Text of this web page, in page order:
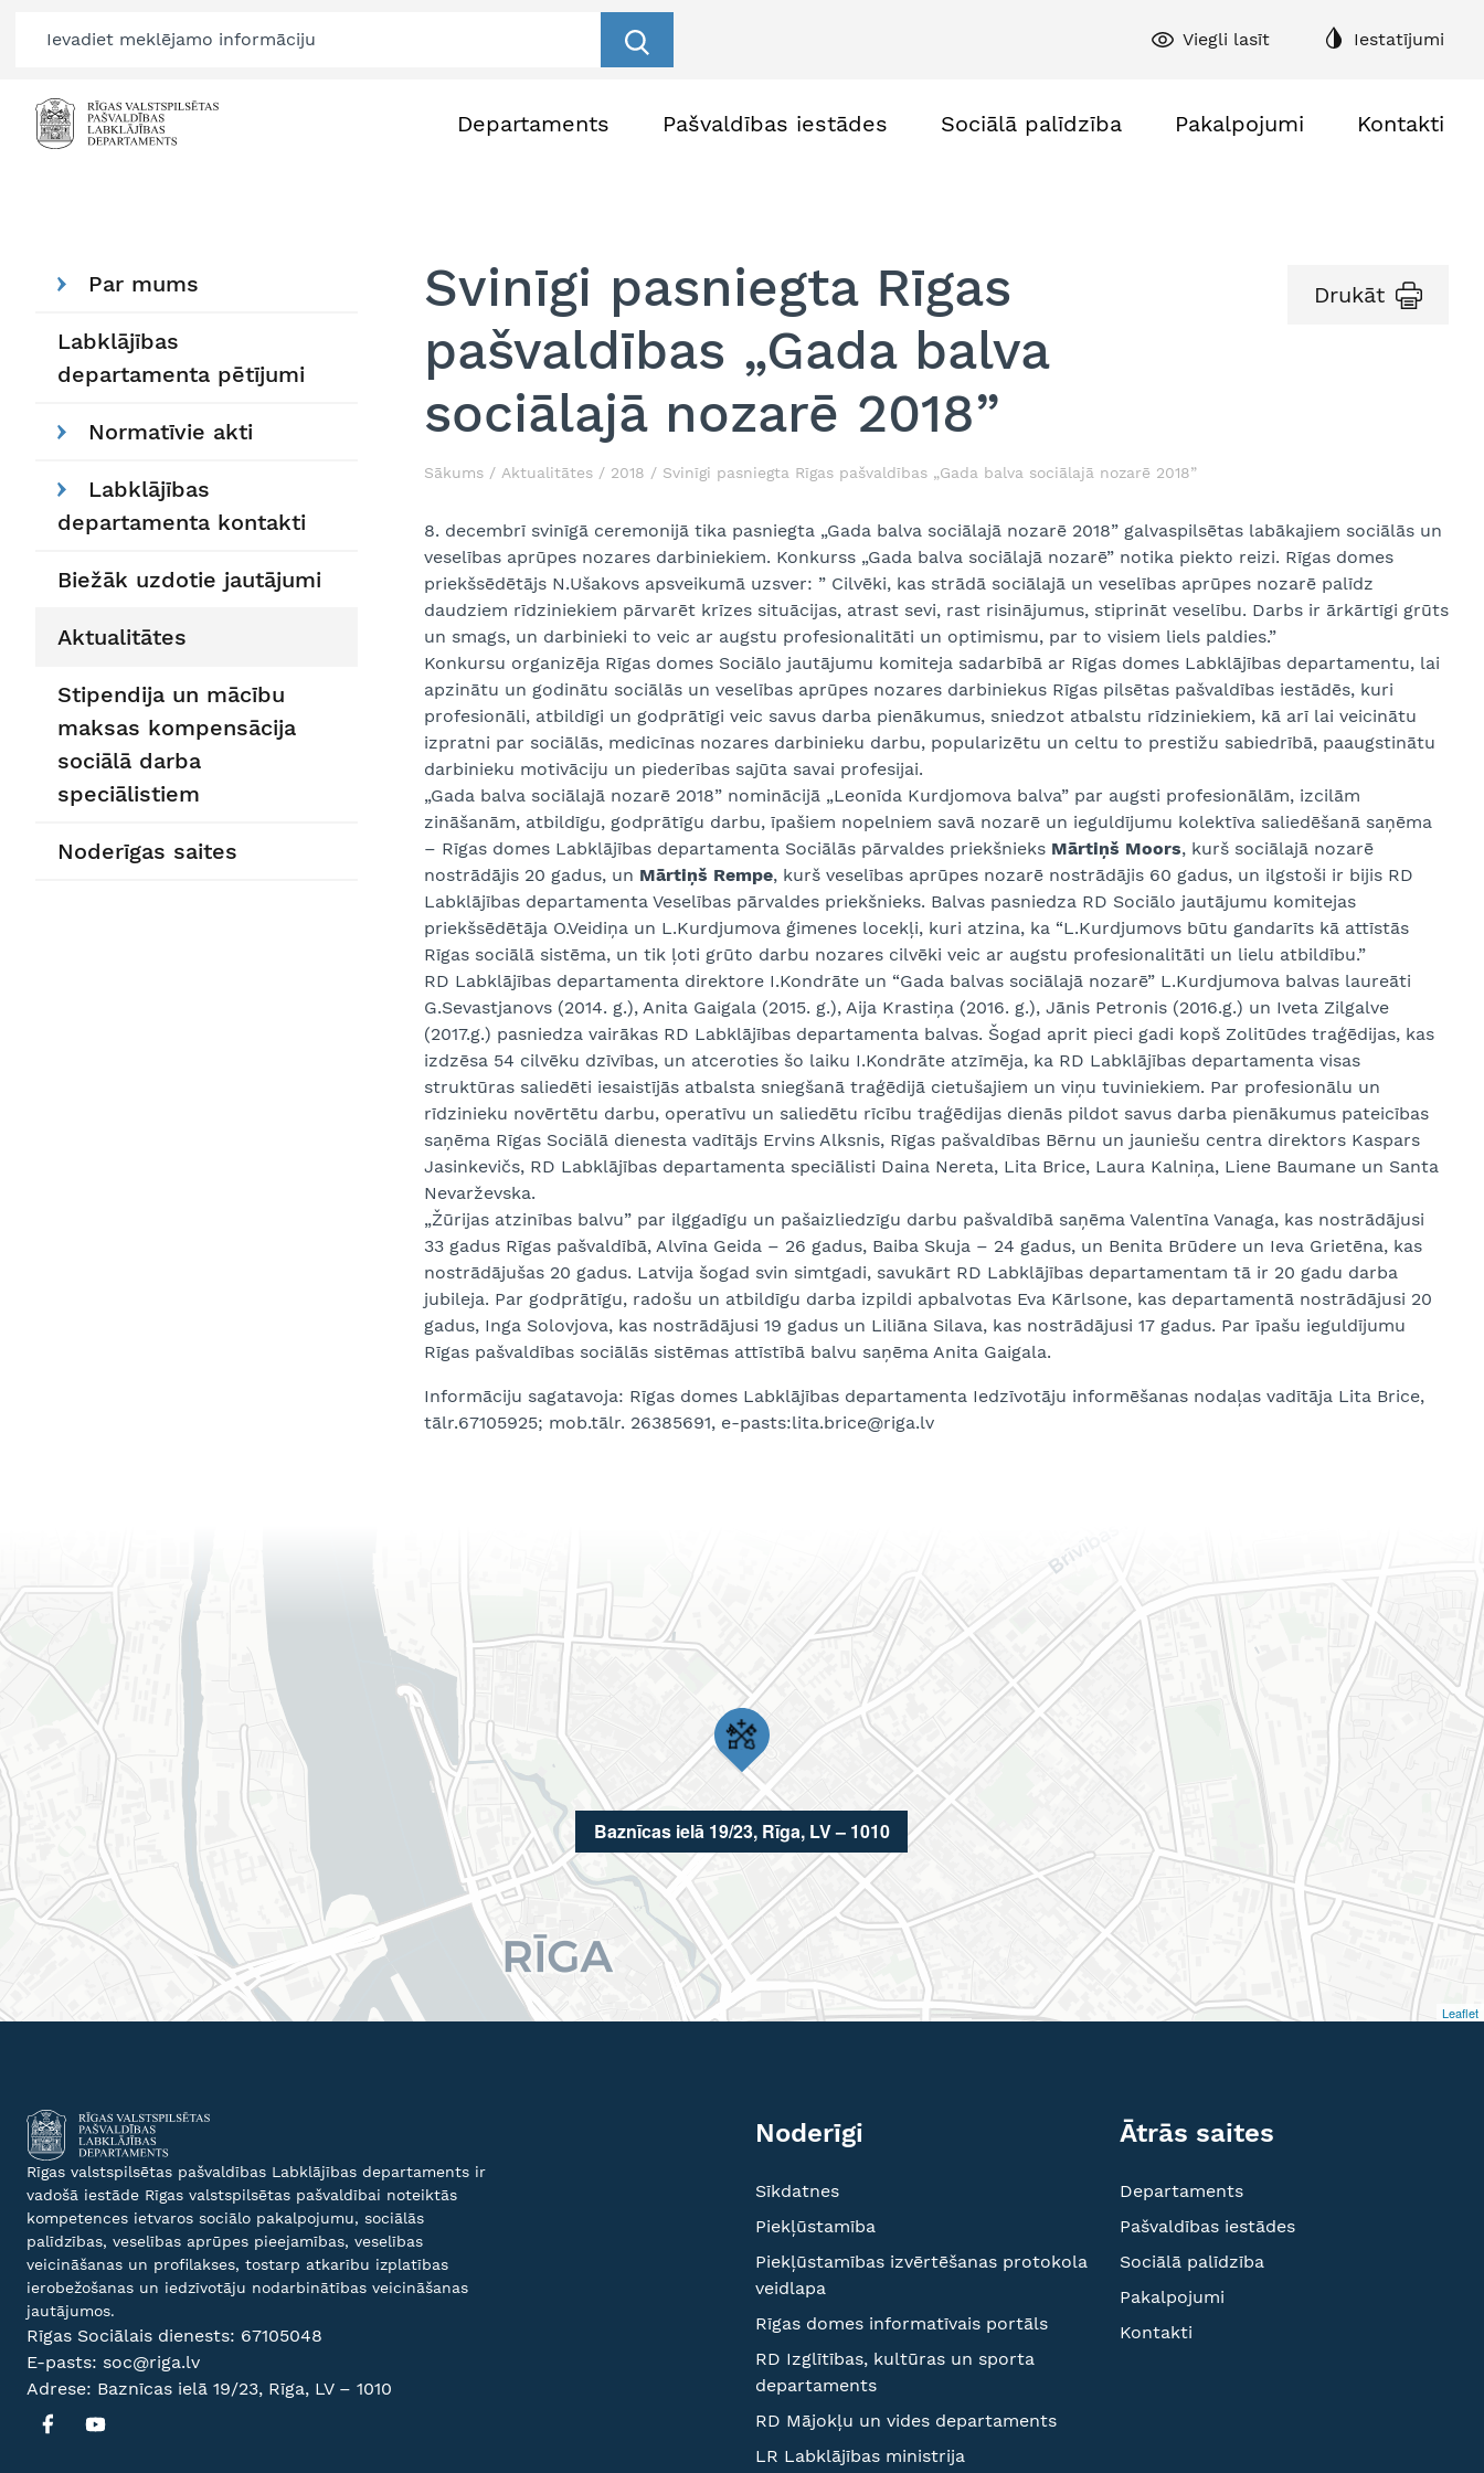
Viegli lasīt Iestatījumi
Departaments Pašvaldības iestādes Sociālā palīdzība Pakalpojumi Kontakti
Par mums
Labklājības
departamenta pētījumi
Normatīvie akti
Labklājības
departamenta kontakti
Biežāk uzdotie jautājumi
Aktualitātes
Stipendija un mācību
maksas kompensācija
sociālā darba
speciālistiem
Noderīgas saites
Svinīgi pasniegta Rīgas
pašvaldības „Gada balva
sociālajā nozarē 2018”
Drukāt
Sākums Aktualitātes 2018 Svinīgi pasniegta Rīgas pašvaldības „Gada balva sociālajā nozarē 2018”
8. decembrī svinīgā ceremonijā tika pasniegta „Gada balva sociālajā nozarē 2018” galvaspilsētas labākajiem sociālās un
veselības aprūpes nozares darbiniekiem. Konkurss „Gada balva sociālajā nozarē” notika piekto reizi. Rīgas domes
priekšsēdētājs N.Ušakovs apsveikumā uzsver: ” Cilvēki, kas strādā sociālajā un veselības aprūpes nozarē palīdz
daudziem rīdziniekiem pārvarēt krīzes situācijas, atrast sevi, rast risinājumus, stiprināt veselību. Darbs ir ārkārtīgi grūts
un smags, un darbinieki to veic ar augstu profesionalitāti un optimismu, par to visiem liels paldies.”
Konkursu organizēja Rīgas domes Sociālo jautājumu komiteja sadarbībā ar Rīgas domes Labklājības departamentu, lai
apzinātu un godinātu sociālās un veselības aprūpes nozares darbiniekus Rīgas pilsētas pašvaldības iestādēs, kuri
profesionāli, atbildīgi un godprātīgi veic savus darba pienākumus, sniedzot atbalstu rīdziniekiem, kā arī lai veicinātu
izpratni par sociālās, medicīnas nozares darbinieku darbu, popularizētu un celtu to prestižu sabiedrībā, paaugstinātu
darbinieku motivāciju un piederības sajūta savai profesijai.
„Gada balva sociālajā nozarē 2018” nominācijā „Leonīda Kurdjomova balva” par augsti profesionālām, izcilām
zināšanām, atbildīgu, godprātīgu darbu, īpašiem nopelniem savā nozarē un ieguldījumu kolektīva saliedēšanā saņēma
– Rīgas domes Labklājības departamenta Sociālās pārvaldes priekšnieks Mārtiņš Moors, kurš sociālajā nozarē
nostrādājis 20 gadus, un Mārtiņš Rempe, kurš veselības aprūpes nozarē nostrādājis 60 gadus, un ilgstoši ir bijis RD
Labklājības departamenta Veselības pārvaldes priekšnieks. Balvas pasniedza RD Sociālo jautājumu komitejas
priekšsēdētāja O.Veidiņa un L.Kurdjumova ģimenes locekļi, kuri atzina, ka “L.Kurdjumovs būtu gandarīts kā attīstās
Rīgas sociālā sistēma, un tik ļoti grūto darbu nozares cilvēki veic ar augstu profesionalitāti un lielu atbildību.”
RD Labklājības departamenta direktore I.Kondrāte un “Gada balvas sociālajā nozarē” L.Kurdjumova balvas laureāti
G.Sevastjanovs (2014. g.), Anita Gaigala (2015. g.), Aija Krastiņa (2016. g.), Jānis Petronis (2016.g.) un Iveta Zilgalve
(2017.g.) pasniedza vairākas RD Labklājības departamenta balvas. Šogad aprit pieci gadi kopš Zolitūdes traģēdijas, kas
izdzēsa 54 cilvēku dzīvības, un atceroties šo laiku I.Kondrāte atzīmēja, ka RD Labklājības departamenta visas
struktūras saliedēti iesaistījās atbalsta sniegšanā traģēdijā cietušajiem un viņu tuviniekiem. Par profesionālu un
rīdzinieku novērtētu darbu, operatīvu un saliedētu rīcību traģēdijas dienās pildot savus darba pienākumus pateicības
saņēma Rīgas Sociālā dienesta vadītājs Ervins Alksnis, Rīgas pašvaldības Bērnu un jauniešu centra direktors Kaspars
Jasinkevičs, RD Labklājības departamenta speciālisti Daina Nereta, Lita Brice, Laura Kalniņa, Liene Baumane un Santa
Nevarževska.
„Žūrijas atzinības balvu” par ilggadīgu un pašaizliedzīgu darbu pašvaldībā saņēma Valentīna Vanaga, kas nostrādājusi
33 gadus Rīgas pašvaldībā, Alvīna Geida – 26 gadus, Baiba Skuja – 24 gadus, un Benita Brūdere un Ieva Grietēna, kas
nostrādājušas 20 gadus. Latvija šogad svin simtgadi, savukārt RD Labklājības departamentam tā ir 20 gadu darba
jubileja. Par godprātīgu, radošu un atbildīgu darba izpildi apbalvotas Eva Kārlsone, kas departamentā nostrādājusi 20
gadus, Inga Solovjova, kas nostrādājusi 19 gadus un Liliāna Silava, kas nostrādājusi 17 gadus. Par īpašu ieguldījumu
Rīgas pašvaldības sociālās sistēmas attīstībā balvu saņēma Anita Gaigala.
Informāciju sagatavoja: Rīgas domes Labklājības departamenta Iedzīvotāju informēšanas nodaļas vadītāja Lita Brice,
tālr.67105925; mob.tālr. 26385691, e-pasts:lita.brice@riga.lv
Baznīcas ielā 19/23, Rīga, LV – 1010
Leaflet
Rīgas valstspilsētas pašvaldības Labklājības departaments ir
vadošā iestāde Rīgas valstspilsētas pašvaldībai noteiktās
kompetences ietvaros sociālo pakalpojumu, sociālās
palīdzības, veselības aprūpes pieejamības, veselības
veicināšanas un profilakses, tostarp atkarību izplatības
ierobežošanas un iedzīvotāju nodarbinātības veicināšanas
jautājumos.
Rīgas Sociālais dienests: 67105048
E-pasts: soc@riga.lv
Adrese: Baznīcas ielā 19/23, Rīga, LV – 1010
Noderīgi
Sīkdatnes
Piekļūstamība
Piekļūstamības izvērtēšanas protokola
veidlapa
Rīgas domes informatīvais portāls
RD Izglītības, kultūras un sporta
departaments
RD Mājokļu un vides departaments
LR Labklājības ministrija
Ātrās saites
Departaments
Pašvaldības iestādes
Sociālā palīdzība
Pakalpojumi
Kontakti